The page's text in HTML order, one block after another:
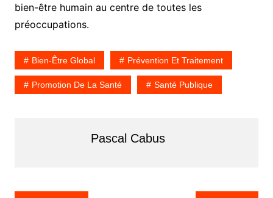
bien-être humain au centre de toutes les
préoccupations.
Bien-Être Global Prévention Et Traitement
Promotion De La Santé Santé Publique
Pascal Cabus